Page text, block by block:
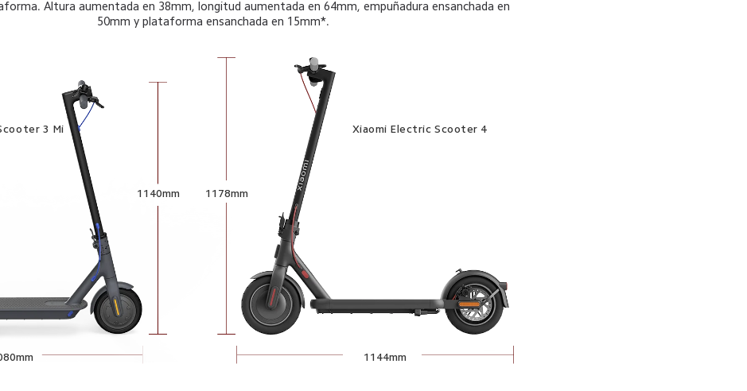
Altura aumentada en 38mm, longitud aumentada en 64mm, empuñadura ensanchada en
50mm y plataforma ensanchada en 15mm*.
3 Mi Xiaomi Electric Scooter 4
1140mm 1178mm
1144mm